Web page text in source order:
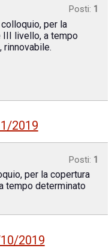
Posti: 1
per la
III livello, a tempo
rinnovabile.
2019
Posti: 1
per la copertura
tempo determinato
2019